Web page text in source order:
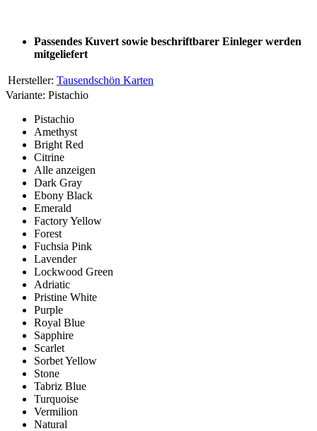
Passendes Kuvert sowie beschriftbarer Einleger werden
mitgeliefert
Hersteller: Tausendschön Karten
Variante: Pistachio
Pistachio
Amethyst
Bright Red
Citrine
Alle anzeigen
Dark Gray
Ebony Black
Emerald
Factory Yellow
Forest
Fuchsia Pink
Lavender
Lockwood Green
Adriatic
Pristine White
Purple
Royal Blue
Sapphire
Scarlet
Sorbet Yellow
Stone
Tabriz Blue
Turquoise
Vermilion
Natural